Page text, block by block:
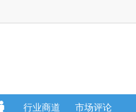
行业商道
市场评论